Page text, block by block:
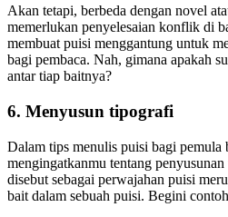
Akan tetapi, berbeda dengan novel
memerlukan penyelesaian konflik di
membuat puisi menggantung untuk
bagi pembaca. Nah, gimana apakah
antar tiap baitnya?
6. Menyusun tipografi
Dalam tips menulis puisi bagi pemula
mengingatkanmu tentang
disebut sebagai perwajahan puisi
bait dalam sebuah puisi. Begini